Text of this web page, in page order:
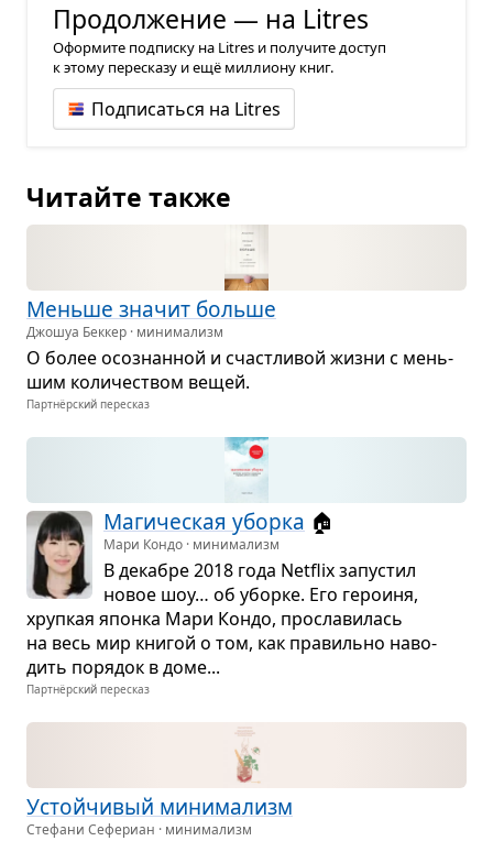
Продолжение — на Litres
Оформите подписку на Litres и получите доступ
к этому пересказу и ещё миллиону книг.
Подписаться на Litres
Читайте также
Меньше зна­чит больше
Джошуа Беккер · минимализм
О более осо­знан­ной и счаст­ли­вой жизни с мень­
шим коли­че­ством вещей.
Партнёрский пересказ
Маги­че­ская уборка 🏠
Мари Кондо · минимализм
В дека­бре 2018 года Netflix запу­стил
новое шоу… об уборке. Его геро­иня,
хруп­кая японка Мари Кондо, про­сла­ви­лась
на весь мир кни­гой о том, как пра­вильно наво­
дить поря­док в доме...
Партнёрский пересказ
Устой­чи­вый мини­ма­лизм
Стефани Сефериан · минимализм